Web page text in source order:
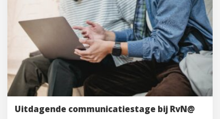
Uitdagende communicatiestage bij RvN@